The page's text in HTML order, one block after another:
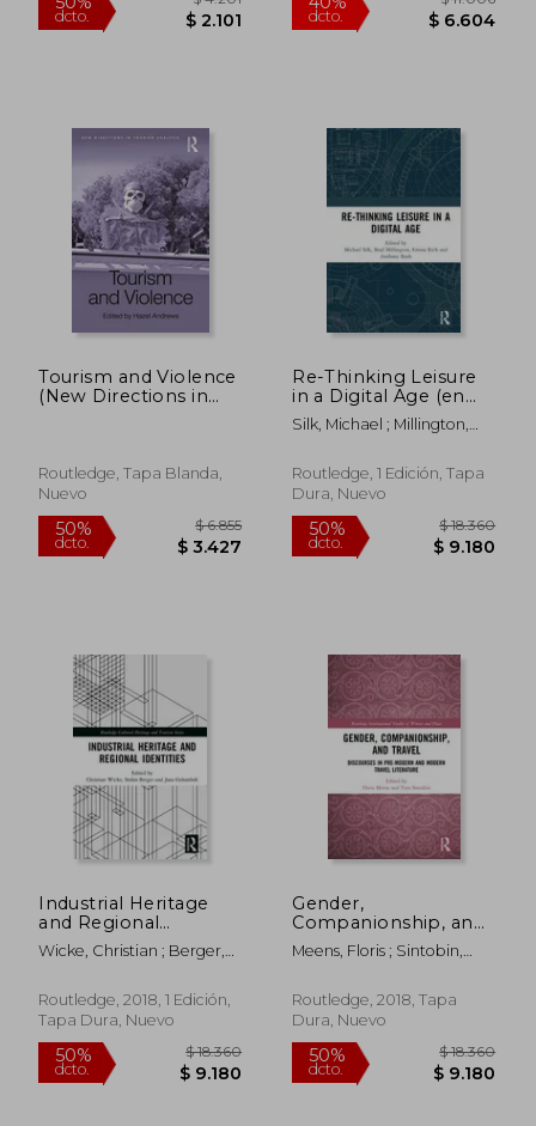
$ 3.367
50%
dcto.
40%
dcto.
Tourism and Violence
(New Directions in
Routledge, Tapa Blanda,
Nuevo
Re-Thinking Leisure
in a Digital Age (en
Inglés)
Silk, Michael ; Millington,
Routledge, 1 Edición, Tapa
Dura, Nuevo
Industrial Heritage
and Regional
Identities (en Inglés)
Wicke, Christian ; Berger,
Routledge, 2018, 1 Edición,
Tapa Dura, Nuevo
Gender,
Companionship, and
Travel: Discourses in
Pre-Modern and
Literature (en Inglés)
Meens, Floris ; Sintobin,
Routledge, 2018, Tapa
Dura, Nuevo